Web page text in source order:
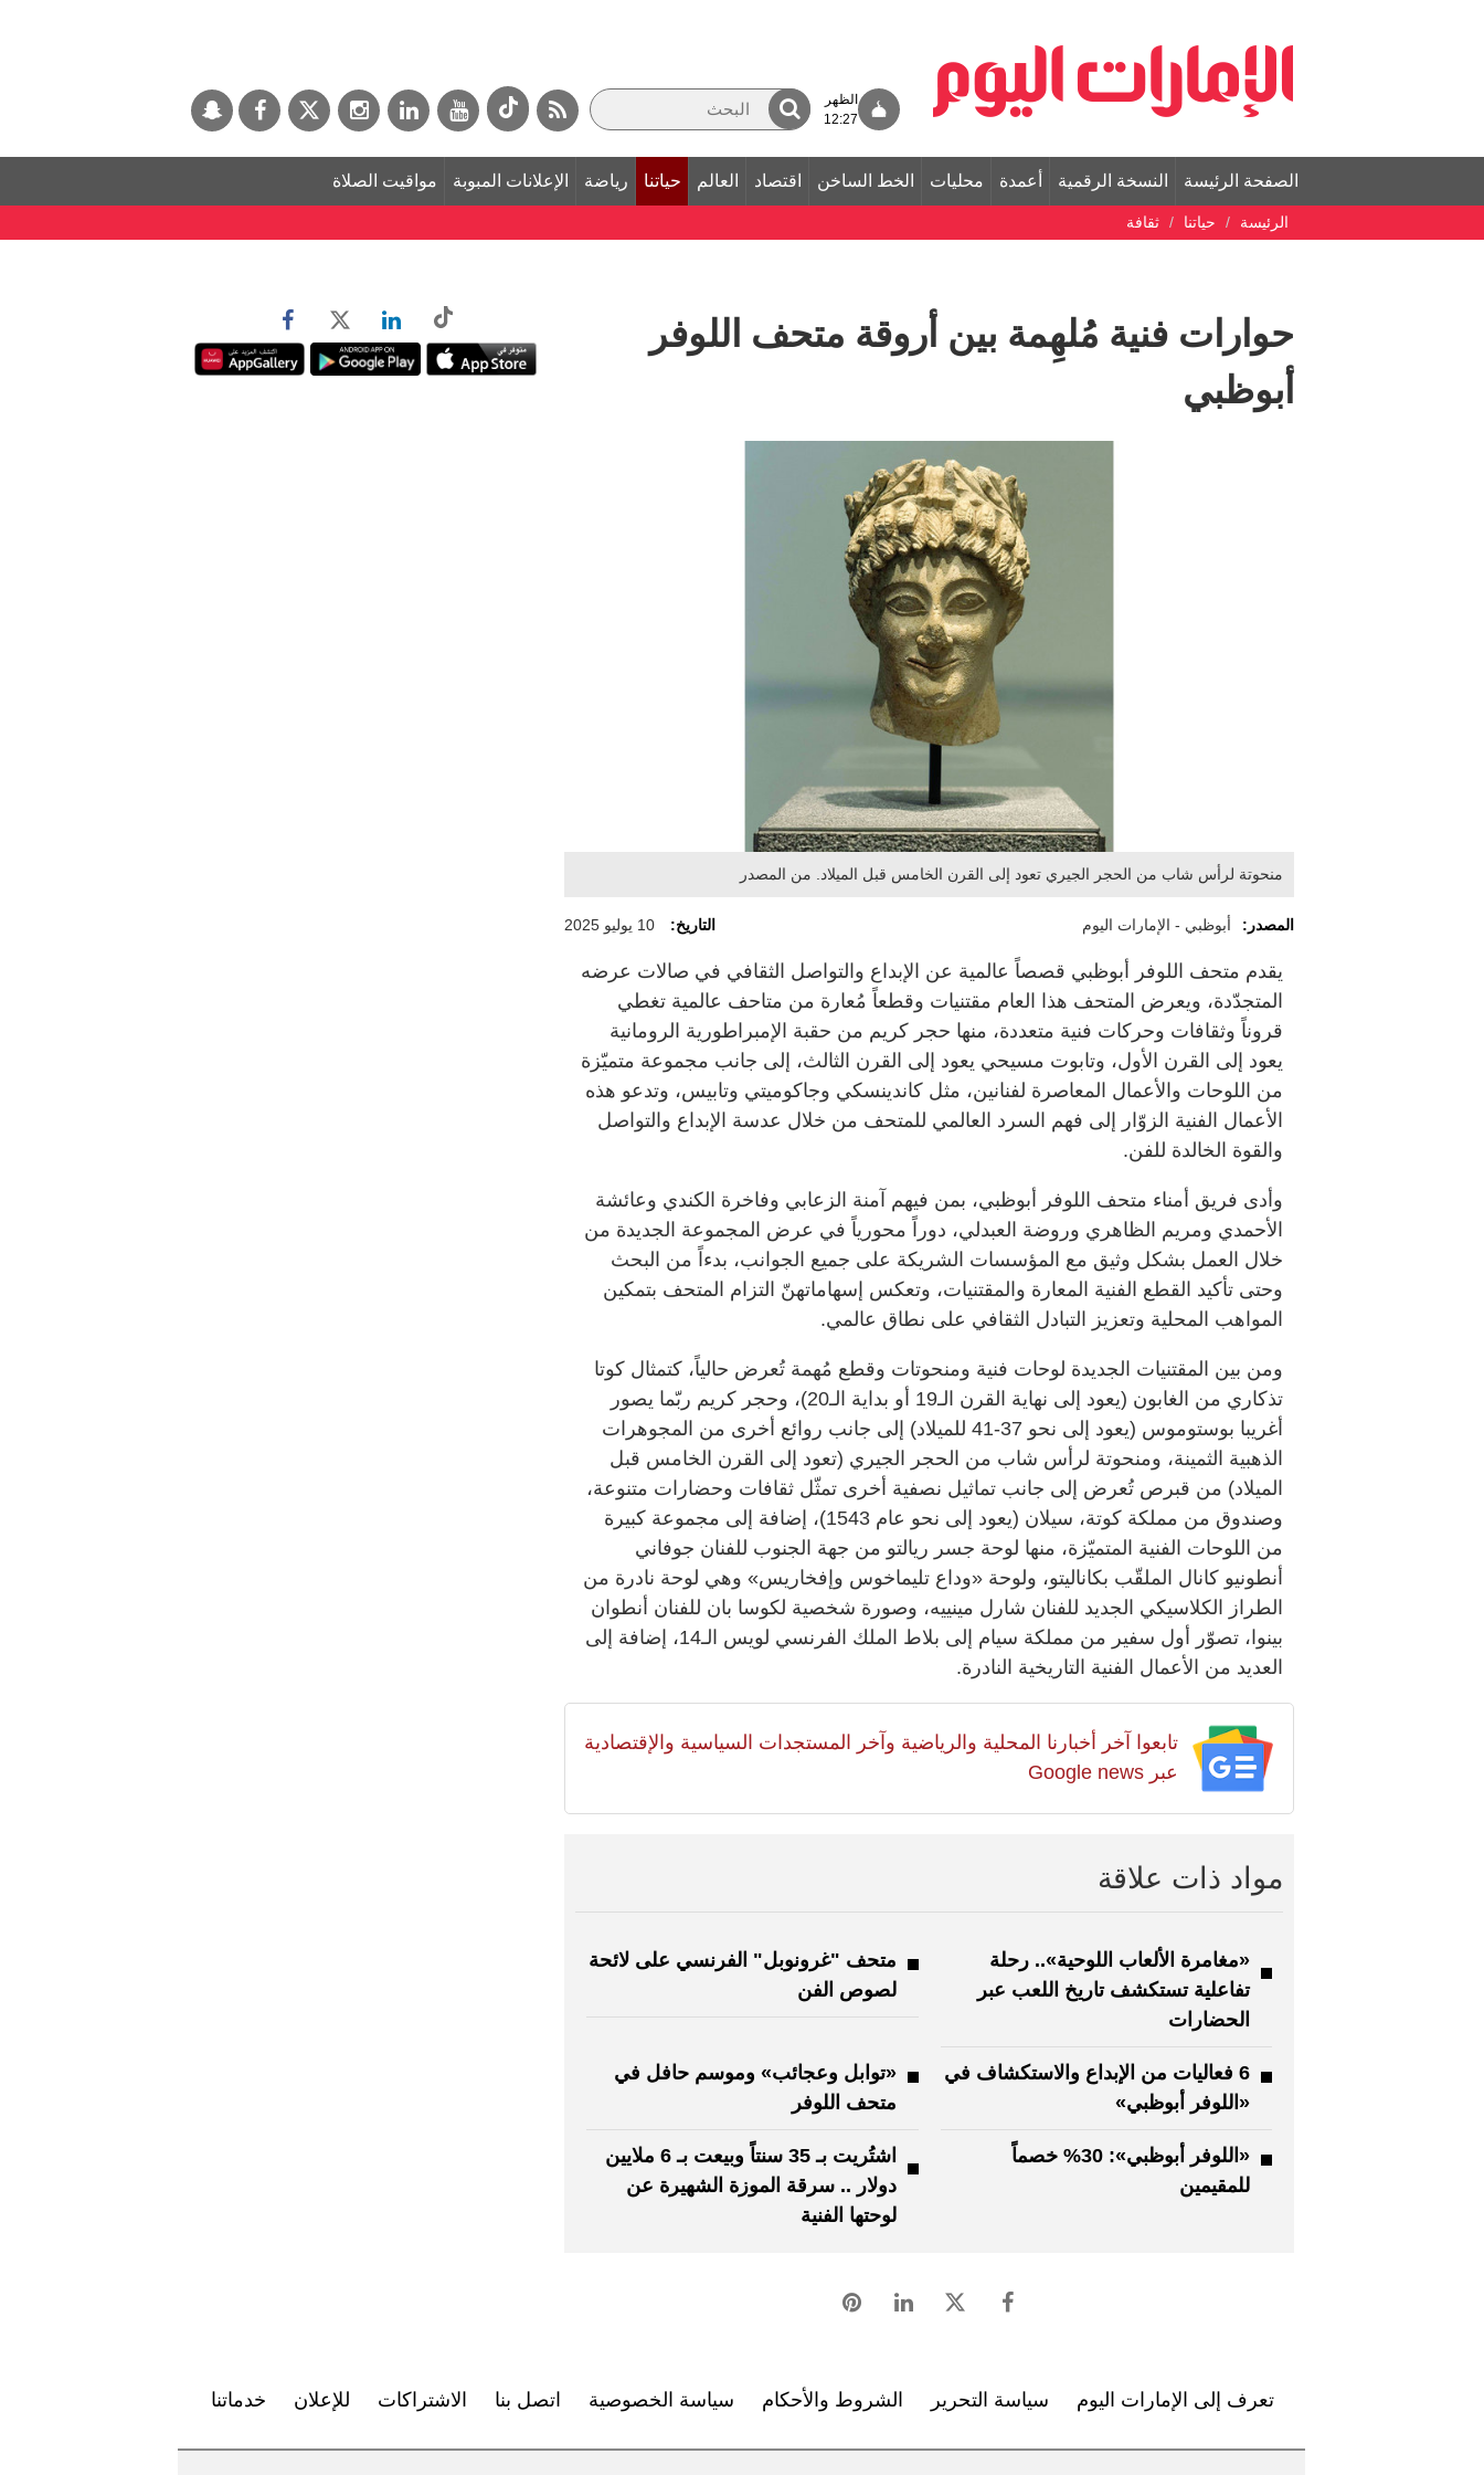
الظهر
12:27
الصفحة الرئيسة النسخة الرقمية أعمدة محليات الخط الساخن اقتصاد العالم حياتنا رياضة الإعلانات المبوبة مواقيت الصلاة
الرئيسة حياتنا ثقافة
حوارات فنية مُلهِمة بين أروقة متحف اللوفر
أبوظبي
منحوتة لرأس شاب من الحجر الجيري تعود إلى القرن الخامس قبل الميلاد. من المصدر
المصدر: أبوظبي - الإمارات اليوم التاريخ: 10 يوليو 2025
يقدم متحف اللوفر أبوظبي قصصاً عالمية عن الإبداع والتواصل الثقافي في صالات عرضه
المتجدّدة، ويعرض المتحف هذا العام مقتنيات وقطعاً مُعارة من متاحف عالمية تغطي
قروناً وثقافات وحركات فنية متعددة، منها حجر كريم من حقبة الإمبراطورية الرومانية
يعود إلى القرن الأول، وتابوت مسيحي يعود إلى القرن الثالث، إلى جانب مجموعة متميّزة
من اللوحات والأعمال المعاصرة لفنانين، مثل كاندينسكي وجاكوميتي وتابيس، وتدعو هذه
الأعمال الفنية الزوّار إلى فهم السرد العالمي للمتحف من خلال عدسة الإبداع والتواصل
والقوة الخالدة للفن.
وأدى فريق أمناء متحف اللوفر أبوظبي، بمن فيهم آمنة الزعابي وفاخرة الكندي وعائشة
الأحمدي ومريم الظاهري وروضة العبدلي، دوراً محورياً في عرض المجموعة الجديدة من
خلال العمل بشكل وثيق مع المؤسسات الشريكة على جميع الجوانب، بدءاً من البحث
وحتى تأكيد القطع الفنية المعارة والمقتنيات، وتعكس إسهاماتهنّ التزام المتحف بتمكين
المواهب المحلية وتعزيز التبادل الثقافي على نطاق عالمي.
ومن بين المقتنيات الجديدة لوحات فنية ومنحوتات وقطع مُهمة تُعرض حالياً، كتمثال كوتا
تذكاري من الغابون (يعود إلى نهاية القرن الـ19 أو بداية الـ20)، وحجر كريم ربّما يصور
أغريبا بوستوموس (يعود إلى نحو 37-41 للميلاد) إلى جانب روائع أخرى من المجوهرات
الذهبية الثمينة، ومنحوتة لرأس شاب من الحجر الجيري (تعود إلى القرن الخامس قبل
الميلاد) من قبرص تُعرض إلى جانب تماثيل نصفية أخرى تمثّل ثقافات وحضارات متنوعة،
وصندوق من مملكة كوتة، سيلان (يعود إلى نحو عام 1543)، إضافة إلى مجموعة كبيرة
من اللوحات الفنية المتميّزة، منها لوحة جسر ريالتو من جهة الجنوب للفنان جوفاني
أنطونيو كانال الملقّب بكاناليتو، ولوحة «وداع تليماخوس وإفخاريس» وهي لوحة نادرة من
الطراز الكلاسيكي الجديد للفنان شارل مينييه، وصورة شخصية لكوسا بان للفنان أنطوان
بينوا، تصوّر أول سفير من مملكة سيام إلى بلاط الملك الفرنسي لويس الـ14، إضافة إلى
العديد من الأعمال الفنية التاريخية النادرة.
تابعوا آخر أخبارنا المحلية والرياضية وآخر المستجدات السياسية والإقتصادية
عبر Google news
مواد ذات علاقة
«مغامرة الألعاب اللوحية».. رحلة
تفاعلية تستكشف تاريخ اللعب عبر
الحضارات
متحف "غرونوبل" الفرنسي على لائحة
لصوص الفن
6 فعاليات من الإبداع والاستكشاف في
«اللوفر أبوظبي»
«توابل وعجائب» وموسم حافل في
متحف اللوفر
«اللوفر أبوظبي»: 30% خصماً
للمقيمين
اشتُريت بـ 35 سنتاً وبيعت بـ 6 ملايين
دولار .. سرقة الموزة الشهيرة عن
لوحتها الفنية
تعرف إلى الإمارات اليوم سياسة التحرير الشروط والأحكام سياسة الخصوصية اتصل بنا الاشتراكات للإعلان خدماتنا